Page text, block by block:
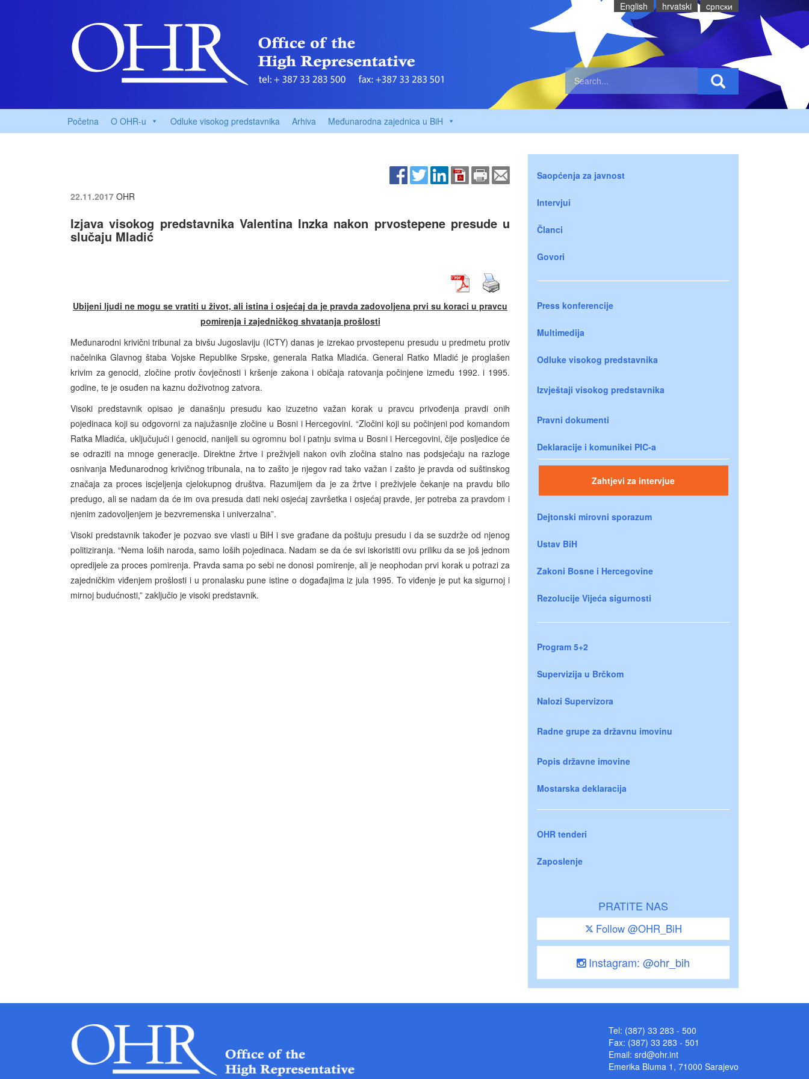
English hrvatski cрпски
Početna O OHR-u Odluke visokog predstavnika Arhiva Međunarodna zajednica u BiH
22.11.2017 OHR
Izjava visokog predstavnika Valentina Inzka nakon prvostepene presude u
slučaju Mladić
Ubijeni ljudi ne mogu se vratiti u život, ali istina i osjećaj da je pravda zadovoljena prvi su koraci u pravcu
pomirenja i zajedničkog shvatanja prošlosti
Međunarodni krivični tribunal za bivšu Jugoslaviju (ICTY) danas je izrekao prvostepenu presudu u predmetu protiv
načelnika Glavnog štaba Vojske Republike Srpske, generala Ratka Mladića. General Ratko Mladić je proglašen
krivim za genocid, zločine protiv čovječnosti i kršenje zakona i običaja ratovanja počinjene između 1992. i 1995.
godine, te je osuđen na kaznu doživotnog zatvora.
Visoki predstavnik opisao je današnju presudu kao izuzetno važan korak u pravcu privođenja pravdi onih
pojedinaca koji su odgovorni za najužasnije zločine u Bosni i Hercegovini. “Zločini koji su počinjeni pod komandom
Ratka Mladića, uključujući i genocid, nanijeli su ogromnu bol i patnju svima u Bosni i Hercegovini, čije posljedice će
se odraziti na mnoge generacije. Direktne žrtve i preživjeli nakon ovih zločina stalno nas podsjećaju na razloge
osnivanja Međunarodnog krivičnog tribunala, na to zašto je njegov rad tako važan i zašto je pravda od suštinskog
značaja za proces iscjeljenja cjelokupnog društva. Razumijem da je za žrtve i preživjele čekanje na pravdu bilo
predugo, ali se nadam da će im ova presuda dati neki osjećaj završetka i osjećaj pravde, jer potreba za pravdom i
njenim zadovoljenjem je bezvremenska i univerzalna”.
Visoki predstavnik također je pozvao sve vlasti u BiH i sve građane da poštuju presudu i da se suzdrže od njenog
politiziranja. “Nema loših naroda, samo loših pojedinaca. Nadam se da će svi iskoristiti ovu priliku da se još jednom
opredijele za proces pomirenja. Pravda sama po sebi ne donosi pomirenje, ali je neophodan prvi korak u potrazi za
zajedničkim viđenjem prošlosti i u pronalasku pune istine o događajima iz jula 1995. To viđenje je put ka sigurnoj i
mirnoj budućnosti,” zaključio je visoki predstavnik.
Saopćenja za javnost
Intervjui
Članci
Govori
Press konferencije
Multimedija
Odluke visokog predstavnika
Izvještaji visokog predstavnika
Pravni dokumenti
Deklaracije i komunikei PIC-a
Zahtjevi za intervjue
Dejtonski mirovni sporazum
Ustav BiH
Zakoni Bosne i Hercegovine
Rezolucije Vijeća sigurnosti
Program 5+2
Supervizija u Brčkom
Nalozi Supervizora
Radne grupe za državnu imovinu
Popis državne imovine
Mostarska deklaracija
OHR tenderi
Zaposlenje
PRATITE NAS
Follow @OHR_BiH
Instagram: @ohr_bih
Tel: (387) 33 283 - 500
Fax: (387) 33 283 - 501
Email: srd@ohr.int
Emerika Bluma 1, 71000 Sarajevo